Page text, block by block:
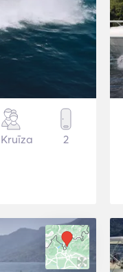
Kruīza 2